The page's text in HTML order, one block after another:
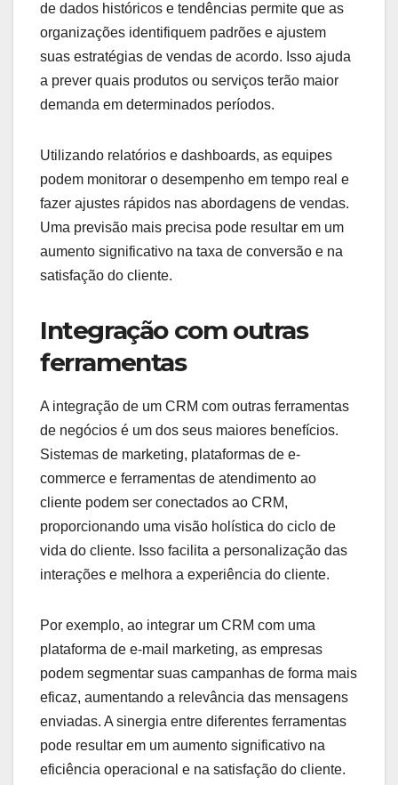
de dados históricos e tendências permite que as
organizações identifiquem padrões e ajustem
suas estratégias de vendas de acordo. Isso ajuda
a prever quais produtos ou serviços terão maior
demanda em determinados períodos.
Utilizando relatórios e dashboards, as equipes
podem monitorar o desempenho em tempo real e
fazer ajustes rápidos nas abordagens de vendas.
Uma previsão mais precisa pode resultar em um
aumento significativo na taxa de conversão e na
satisfação do cliente.
Integração com outras
ferramentas
A integração de um CRM com outras ferramentas
de negócios é um dos seus maiores benefícios.
Sistemas de marketing, plataformas de e-
commerce e ferramentas de atendimento ao
cliente podem ser conectados ao CRM,
proporcionando uma visão holística do ciclo de
vida do cliente. Isso facilita a personalização das
interações e melhora a experiência do cliente.
Por exemplo, ao integrar um CRM com uma
plataforma de e-mail marketing, as empresas
podem segmentar suas campanhas de forma mais
eficaz, aumentando a relevância das mensagens
enviadas. A sinergia entre diferentes ferramentas
pode resultar em um aumento significativo na
eficiência operacional e na satisfação do cliente.